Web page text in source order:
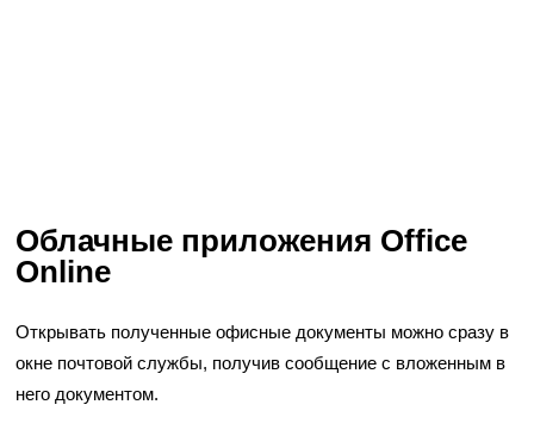
Облачные приложения Office
Online
Открывать полученные офисные документы можно сразу в
окне почтовой службы, получив сообщение с вложенным в
него документом.